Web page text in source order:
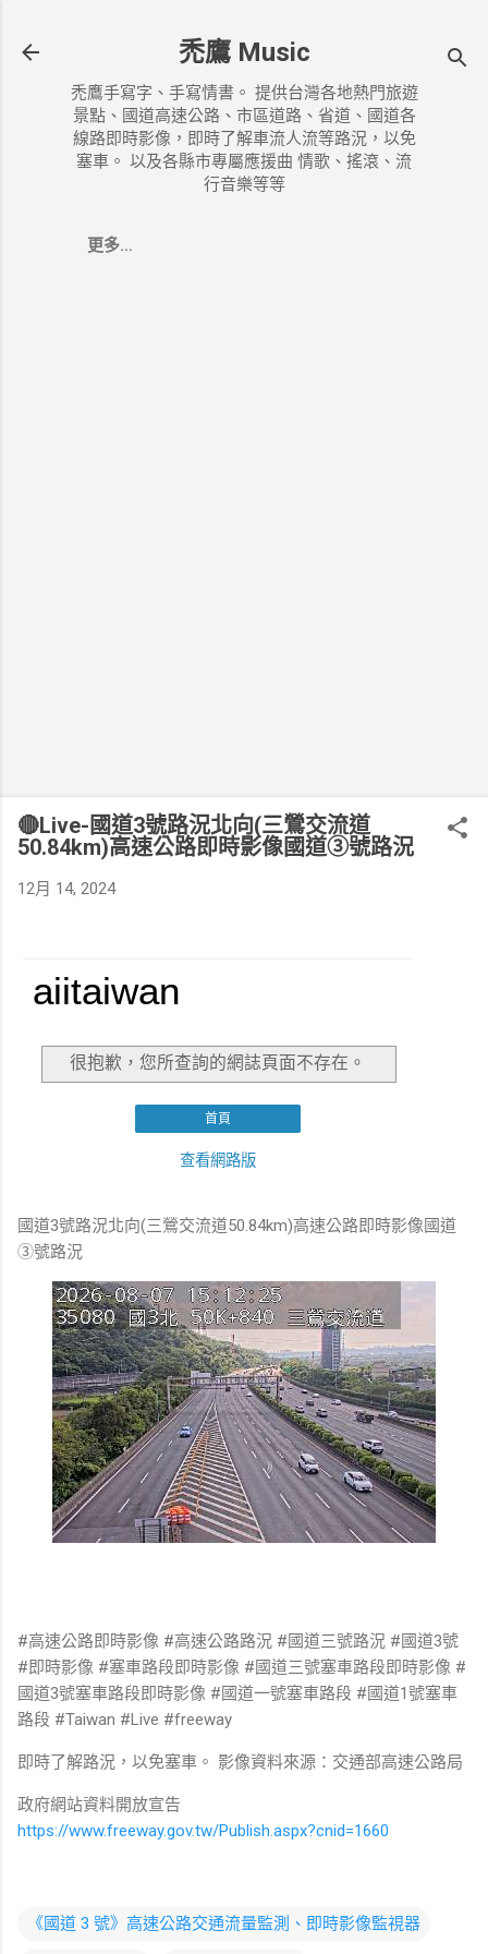
禿鷹 Music
禿鷹手寫字、手寫情書。 提供台灣各地熱門旅遊
景點、國道高速公路、市區道路、省道、國道各
線路即時影像，即時了解車流人流等路況，以免
塞車。 以及各縣市專屬應援曲 情歌、搖滾、流
行音樂等等
更多…
🔴Live-國道3號路況北向(三鶯交流道
50.84km)高速公路即時影像國道③號路況
12月 14, 2024
國道3號路況北向(三鶯交流道50.84km)高速公路即時影像國道
③號路況
#高速公路即時影像 #高速公路路況 #國道三號路況 #國道3號
#即時影像 #塞車路段即時影像 #國道三號塞車路段即時影像 #
國道3號塞車路段即時影像 #國道一號塞車路段 #國道1號塞車
路段 #Taiwan #Live #freeway
即時了解路況，以免塞車。 影像資料來源：交通部高速公路局
政府網站資料開放宣告
https://www.freeway.gov.tw/Publish.aspx?cnid=1660
《國道 3 號》高速公路交通流量監測、即時影像監視器